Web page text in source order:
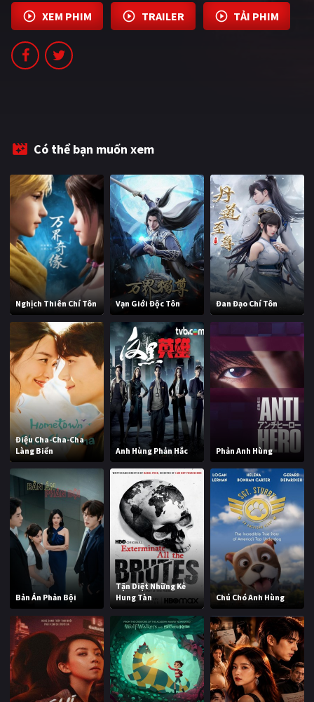
TUYỂN TẬP PHIM
BLOG
XEM PHIM TRAILER TẢI PHIM
Có thể bạn muốn xem
Nghịch Thiên Chí Tôn Vạn Giới Độc Tôn Đan Đạo Chí Tôn
Điệu Cha-Cha-Cha
Làng Biển
Anh Hùng Phản Hắc Phản Anh Hùng
Bản Án Phản Bội
Tận Diệt Những Kẻ
Hung Tàn
Chú Chó Anh Hùng